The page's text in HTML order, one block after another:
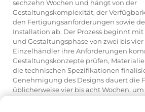
sechzehn Wochen und hängt von der
Gestaltungskomplexität, der
den Fertigungsanforderungen sowie
Installation ab. Der Prozess beginnt
und Gestaltungsphase von zwei bis
Einzelhändler ihre Anforderungen
Gestaltungskonzepte prüfen,
die technischen Spezifikationen
Genehmigung des Designs dauert die
üblicherweise vier bis acht Wochen,